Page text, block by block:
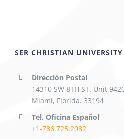
SER CHRISTIAN UNIVERSITY
Dirección Postal
14310 SW 8TH ST. Unit
Miami, Florida. 33194
Tel. Oficina Español
+1-786.725.2082